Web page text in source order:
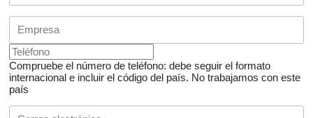
Compruebe el número de teléfono: debe seguir el formato
internacional e incluir el código del país. No trabajamos con este
país